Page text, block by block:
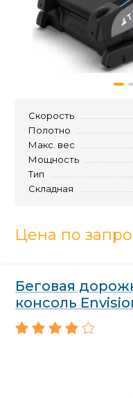
Скорость
Полотно
Макс. вес
Мощность
Тип
Складная
Цена по
Беговая
консоль